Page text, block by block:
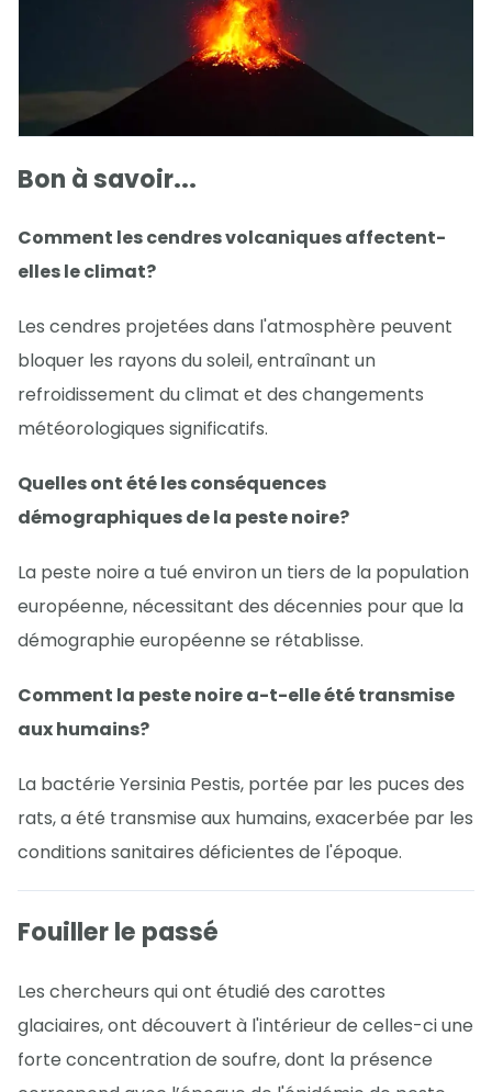
Bon à savoir...
Comment les cendres volcaniques affectent-
elles le climat?
Les cendres projetées dans l'atmosphère peuvent
bloquer les rayons du soleil, entraînant un
refroidissement du climat et des changements
météorologiques significatifs.
Quelles ont été les conséquences
démographiques de la peste noire?
La peste noire a tué environ un tiers de la population
européenne, nécessitant des décennies pour que la
démographie européenne se rétablisse.
Comment la peste noire a-t-elle été transmise
aux humains?
La bactérie Yersinia Pestis, portée par les puces des
rats, a été transmise aux humains, exacerbée par les
conditions sanitaires déficientes de l'époque.
Fouiller le passé
Les chercheurs qui ont étudié des carottes
glaciaires, ont découvert à l'intérieur de celles-ci une
forte concentration de soufre, dont la présence